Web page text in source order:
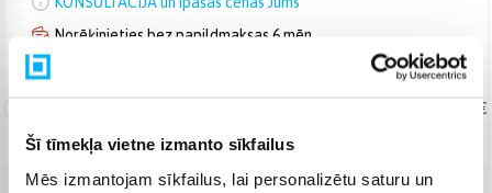
Šī tīmekļa vietne izmanto sīkfailus
Mēs izmantojam sīkfailus, lai personalizētu saturu un
Norēķinieties bez papildmaksas 6 mēn.
19,99 €